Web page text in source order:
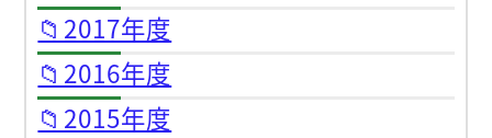
📁2017年度
📁2016年度
📁2015年度